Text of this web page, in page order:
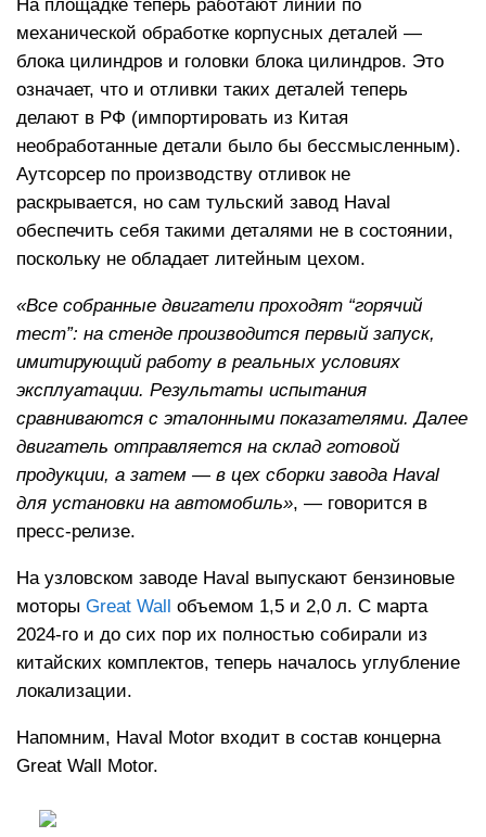
На площадке теперь работают линии по
механической обработке корпусных деталей —
блока цилиндров и головки блока цилиндров. Это
означает, что и отливки таких деталей теперь
делают в РФ (импортировать из Китая
необработанные детали было бы бессмысленным).
Аутсорсер по производству отливок не
раскрывается, но сам тульский завод Haval
обеспечить себя такими деталями не в состоянии,
поскольку не обладает литейным цехом.
«Все собранные двигатели проходят “горячий
тест”: на стенде производится первый запуск,
имитирующий работу в реальных условиях
эксплуатации. Результаты испытания
сравниваются с эталонными показателями. Далее
двигатель отправляется на склад готовой
продукции, а затем — в цех сборки завода Haval
для установки на автомобиль», — говорится в
пресс-релизе.
На узловском заводе Haval выпускают бензиновые
моторы Great Wall объемом 1,5 и 2,0 л. С марта
2024-го и до сих пор их полностью собирали из
китайских комплектов, теперь началось углубление
локализации.
Напомним, Haval Motor входит в состав концерна
Great Wall Motor.